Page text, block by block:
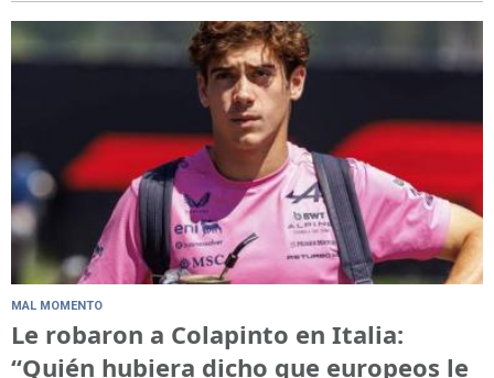
MAL MOMENTO
Le robaron a Colapinto en Italia:
“Quién hubiera dicho que europeos le